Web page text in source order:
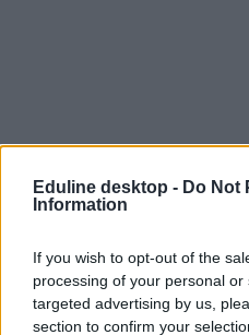
Eduline desktop - Do Not
Information
If you wish to opt-out of the
processing of your personal
targeted advertising by us,
section to confirm your
albérlet
belföld
albérletek
albérletárak
albérlet egyetemistáknak